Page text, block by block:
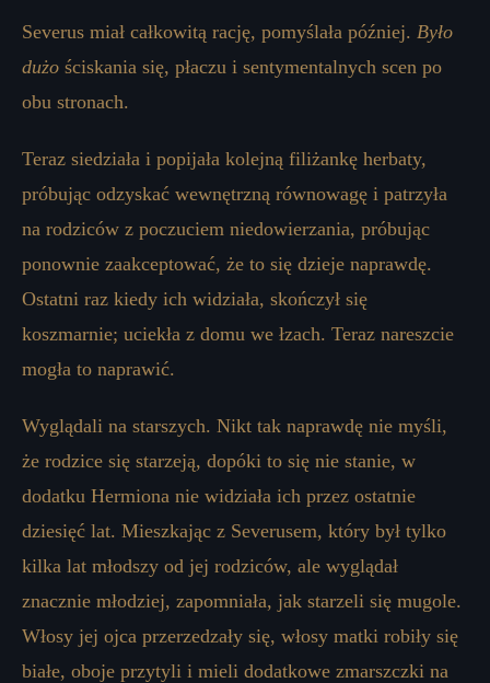
Severus miał całkowitą rację, pomyślała później. Było
dużo ściskania się, płaczu i sentymentalnych scen po
obu stronach.
Teraz siedziała i popijała kolejną filiżankę herbaty,
próbując odzyskać wewnętrzną równowagę i patrzyła
na rodziców z poczuciem niedowierzania, próbując
ponownie zaakceptować, że to się dzieje naprawdę.
Ostatni raz kiedy ich widziała, skończył się
koszmarnie; uciekła z domu we łzach. Teraz nareszcie
mogła to naprawić.
Wyglądali na starszych. Nikt tak naprawdę nie myśli,
że rodzice się starzeją, dopóki to się nie stanie, w
dodatku Hermiona nie widziała ich przez ostatnie
dziesięć lat. Mieszkając z Severusem, który był tylko
kilka lat młodszy od jej rodziców, ale wyglądał
znacznie młodziej, zapomniała, jak starzeli się mugole.
Włosy jej ojca przerzedzały się, włosy matki robiły się
białe, oboje przytyli i mieli dodatkowe zmarszczki na